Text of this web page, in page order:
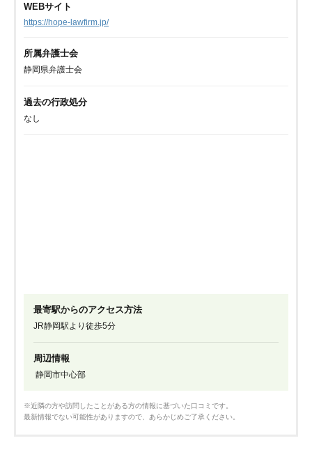
WEBサイト
https://hope-lawfirm.jp/
所属弁護士会
静岡県弁護士会
過去の行政処分
なし
最寄駅からのアクセス方法
JR静岡駅より徒歩5分
周辺情報
静岡市中心部
※近隣の方や訪問したことがある方の情報に基づいた口コミです。
最新情報でない可能性がありますので、あらかじめご了承ください。